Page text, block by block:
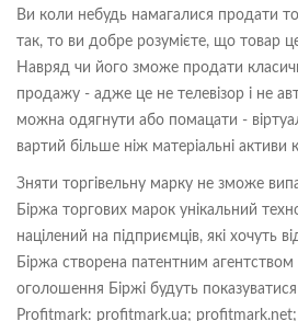
Ви коли небудь намагалися продати
так, то ви добре розумієте, що товар
Навряд чи його зможе продати
продажу - адже це не телевізор і не
можна одягнути або помацати -
вартий більше ніж матеріальні активи
Зняти торгівельну марку не зможе
Біржа торгових марок унікальний
націлений на підприємців, які хочуть
Біржа створена патентним агентством
оголошення Біржі будуть показуватися
Profitmark: profitmark.ua;